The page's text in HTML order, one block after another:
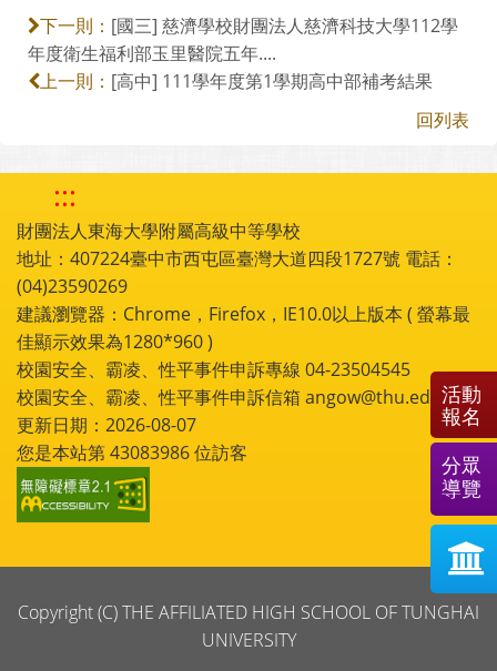
下一則： [國三] 慈濟學校財團法人慈濟科技大學112學
年度衛生福利部玉里醫院五年....
上一則： [高中] 111學年度第1學期高中部補考結果
回列表
:::
財團法人東海大學附屬高級中等學校
地址：407224臺中市西屯區臺灣大道四段1727號 電話：
(04)23590269
建議瀏覽器：Chrome，Firefox，IE10.0以上版本 ( 螢幕最
佳顯示效果為1280*960 )
校園安全、霸凌、性平事件申訴專線 04-23504545
校園安全、霸凌、性平事件申訴信箱 angow@thu.edu.tw
更新日期：2026-08-07
您是本站第43083986位訪客
Copyright (C) THE AFFILIATED HIGH SCHOOL OF TUNGHAI
UNIVERSITY
活動
報名
分眾
導覽